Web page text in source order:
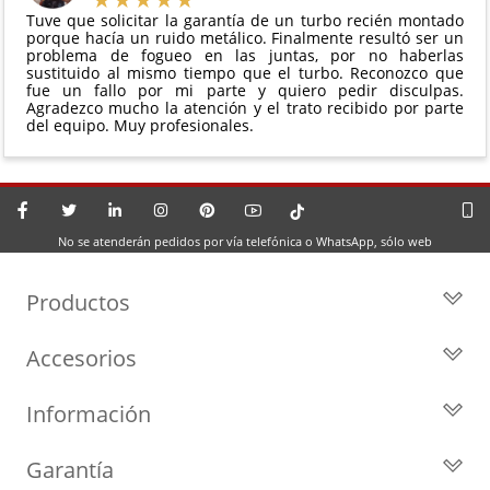
Tuve que solicitar la garantía de un turbo recién montado
porque hacía un ruido metálico. Finalmente resultó ser un
problema de fogueo en las juntas, por no haberlas
sustituido al mismo tiempo que el turbo. Reconozco que
fue un fallo por mi parte y quiero pedir disculpas.
Agradezco mucho la atención y el trato recibido por parte
del equipo. Muy profesionales.
No se atenderán pedidos por vía telefónica o WhatsApp, sólo web
Productos
Turbos por Marca
Cartuchos
Accesorios
Geometrías
Información
Privacidad y Aviso Legal
Garantía